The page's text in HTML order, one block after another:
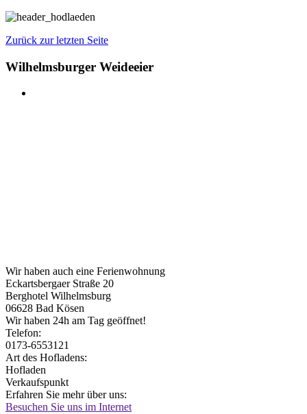
Zurück zur letzten Seite
Wilhelmsburger Weideeier
Wir haben auch eine Ferienwohnung
Eckartsbergaer Straße 20
Berghotel Wilhelmsburg
06628 Bad Kösen
Wir haben 24h am Tag geöffnet!
Telefon:
0173-6553121
Art des Hofladens:
Hofladen
Verkaufspunkt
Erfahren Sie mehr über uns:
Besuchen Sie uns im Internet